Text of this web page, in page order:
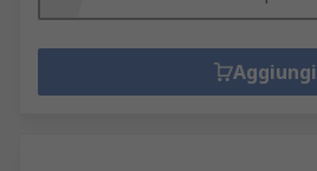
Aggiungi